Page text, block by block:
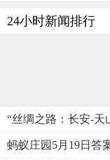
24小时新闻排行
“丝绸之路：长安-天
蚂蚁庄园5月19日答